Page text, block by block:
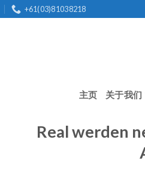
+61(03)81038218
主页 关于我们
Real werden